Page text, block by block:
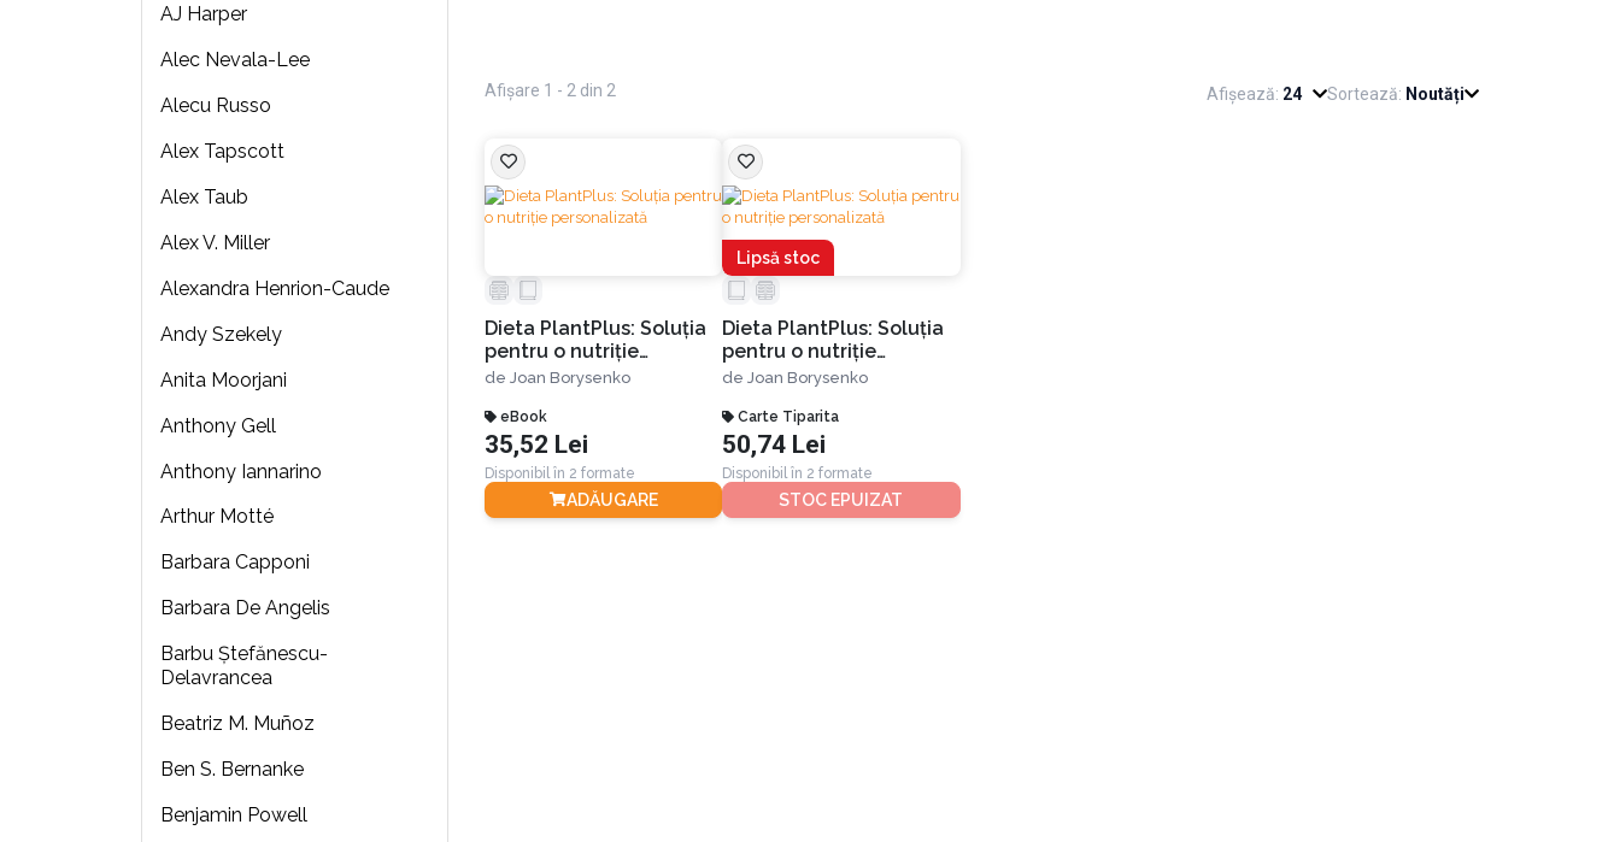
AJ Harper
Alec Nevala-Lee
Alecu Russo
Alex Tapscott
Alex Taub
Alex V. Miller
Alexandra Henrion-Caude
Andy Szekely
Anita Moorjani
Anthony Gell
Anthony Iannarino
Arthur Motté
Barbara Capponi
Barbara De Angelis
Barbu Ştefănescu-
Delavrancea
Beatriz M. Muñoz
Ben S. Bernanke
Benjamin Powell
Afișare 1 - 2 din 2 Afișează: 24 Sortează: Noutăți
Dieta PlantPlus: Soluția
pentru o nutriție
personalizată
de Joan Borysenko
eBook
35,52 Lei
Disponibil în 2 formate
ADĂUGARE
Lipsă stoc
Dieta PlantPlus: Soluția
pentru o nutriție
personalizată
deJoan Borysenko
Carte Tiparita
50,74 Lei
Disponibil în 2 formate
STOC EPUIZAT